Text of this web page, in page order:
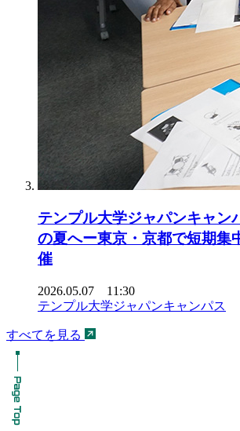
テンプル大学ジャパンキャン
の夏へー東京・京都で短期集
催
2026.05.07 11:30
テンプル大学ジャパンキャンパス
すべてを見る